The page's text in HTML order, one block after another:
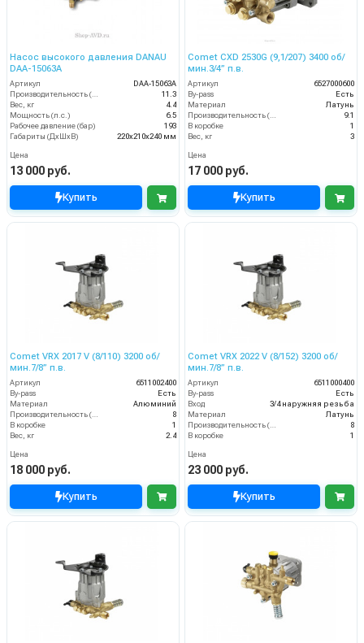
Насос высокого давления DANAU
DAA-15063A
Артикул
DAA-15063A
Производительность (л/мин)
11.3
Вес, кг
4.4
Мощность (л.с.)
6.5
Рабочее давление (бар)
193
Габариты (ДхШхВ)
220х210х240 мм
Цена
13 000 руб.
Купить
Comet CXD 2530G (9,1/207) 3400 об/
мин.3/4” п.в.
Артикул
6527000600
By-pass
Есть
Материал
Латунь
Производительность (л/мин)
9.1
В коробке
1
Вес, кг
3
Цена
17 000 руб.
Купить
Comet VRX 2017 V (8/110) 3200 об/
мин.7/8” п.в.
Артикул
6511002400
By-pass
Есть
Материал
Алюминий
8
В коробке
1
Вес, кг
2.4
Цена
18 000 руб.
Купить
Comet VRX 2022 V (8/152) 3200 об/
мин.7/8” п.в.
Артикул
6511000400
By-pass
Есть
Вход
3/4 наружняя резьба
Материал
Латунь
8
В коробке
1
Цена
23 000 руб.
Купить